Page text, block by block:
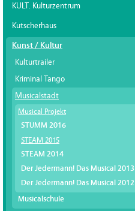
KULT. Kulturzentrum
Kutscherhaus
Kunst / Kultur
Kulturtrailer
Kriminal Tango
Musicalstadt
Musical Projekt
STUMM 2016
STEAM 2015
STEAM 2014
Der Jedermann! Das Musical 2013
Der Jedermann! Das Musical 2012
Musicalschule